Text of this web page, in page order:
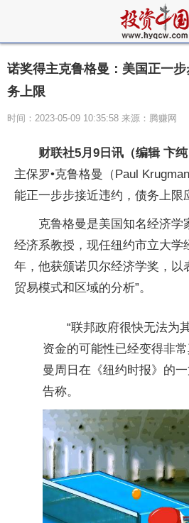
诺奖得主克鲁格曼：美国正一
务上限
时间：2023-05-09 10:35:58 来源：腾赚网
财联社5月9日讯（编辑 卞纯
主保罗•克鲁格曼（Paul
能正一步步接近违约，债务上限
克鲁格曼是美国知名经济学
经济系教授，现任纽约市立大学
年，他获颁诺贝尔经济学奖，以
贸易模式和区域的分析”。
“联邦政府很快无法为
资金的可能性已经变得非
曼周日在《纽约时报》的
告称。